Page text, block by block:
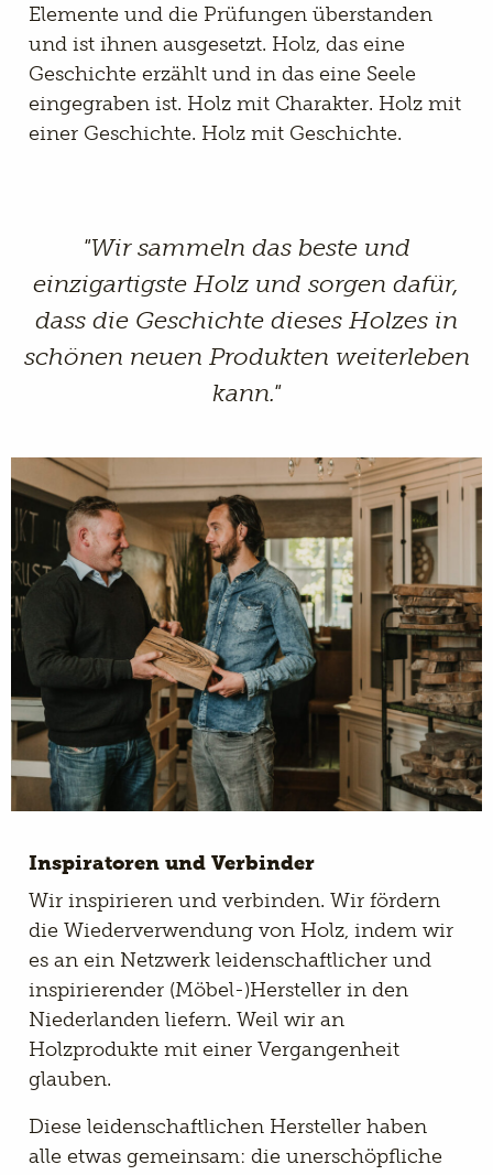
Elemente und die Prüfungen überstanden
und ist ihnen ausgesetzt. Holz, das eine
Geschichte erzählt und in das eine Seele
eingegraben ist. Holz mit Charakter. Holz mit
einer Geschichte. Holz mit Geschichte.
"Wir sammeln das beste und
einzigartigste Holz und sorgen dafür,
dass die Geschichte dieses Holzes in
schönen neuen Produkten weiterleben
kann."
Inspiratoren und Verbinder
Wir inspirieren und verbinden. Wir fördern
die Wiederverwendung von Holz, indem wir
es an ein Netzwerk leidenschaftlicher und
inspirierender (Möbel-)Hersteller in den
Niederlanden liefern. Weil wir an
Holzprodukte mit einer Vergangenheit
glauben.
Diese leidenschaftlichen Hersteller haben
alle etwas gemeinsam: die unerschöpfliche